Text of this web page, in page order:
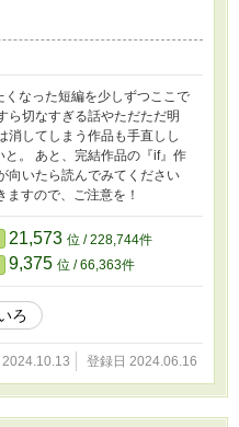
なった短編を少しずつここで
ら切なすぎる話やただただ明
消してしまう作品も手直しし
。 あと、完結作品の『if』作
向いたら読んでみてください
すので、ご注意を！
21,573 位 / 228,744件
9,375 位 / 66,363件
ろ
登録日 2024.06.16